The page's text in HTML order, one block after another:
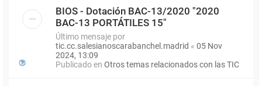
BIOS - Dotación BAC-13/2020 "2020
BAC-13 PORTÁTILES 15"
Último mensaje por
tic.cc.salesianoscarabanchel.madrid « 05 Nov
2024, 13:09
Publicado en Otros temas relacionados con las TIC